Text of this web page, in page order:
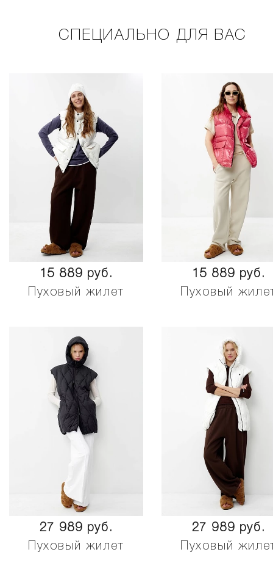
СПЕЦИАЛЬНО ДЛЯ ВАС
15 889 руб.
Пуховый жилет
15 889 руб.
Пуховый
27 989 руб.
Пуховый жилет
27 989 руб.
Пуховый